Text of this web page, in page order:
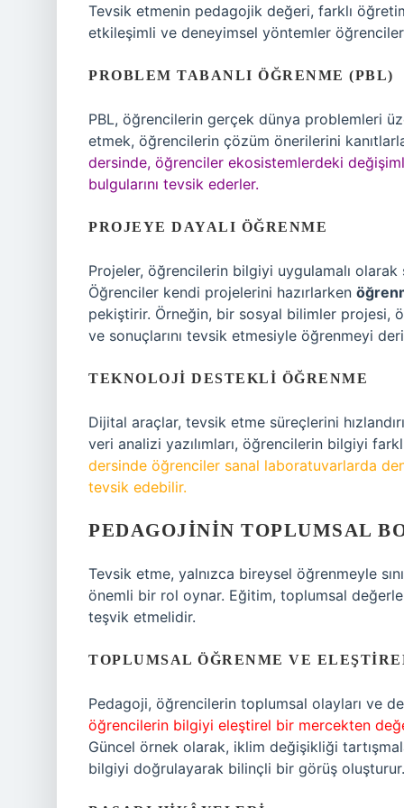
Tevsik etmenin pedagojik değeri, farklı
etkileşimli ve deneyimsel yöntemler
PROBLEM TABANLI ÖĞRENME (PBL)
PBL, öğrencilerin gerçek dünya problemleri
etmek, öğrencilerin çözüm önerilerini
dersinde, öğrenciler ekosistemlerdeki
bulgularını tevsik ederler.
PROJEYE DAYALI ÖĞRENME
Projeler, öğrencilerin bilgiyi uygulamalı olarak
Öğrenciler kendi projelerini hazırlarken
pekiştirir. Örneğin, bir sosyal bilimler projesi,
ve sonuçlarını tevsik etmesiyle öğrenmeyi
TEKNOLOJI DESTEKLI ÖĞRENME
Dijital araçlar, tevsik etme süreçlerini
veri analizi yazılımları, öğrencilerin bilgiyi
dersinde öğrenciler sanal laboratuvarlarda
tevsik edebilir.
PEDAGOJININ TOPLUMSAL
Tevsik etme, yalnızca bireysel öğrenmeyle
önemli bir rol oynar. Eğitim, toplumsal
teşvik etmelidir.
TOPLUMSAL ÖĞRENME VE
Pedagoji, öğrencilerin toplumsal olayları ve
öğrencilerin bilgiyi eleştirel bir mercekten
Güncel örnek olarak, iklim değişikliği
bilgiyi doğrulayarak bilinçli bir görüş oluşturur.